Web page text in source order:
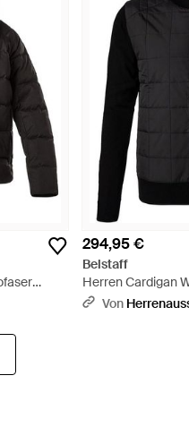
294,95 €
Belstaff
Herren Cardigan
Schwarz
Von